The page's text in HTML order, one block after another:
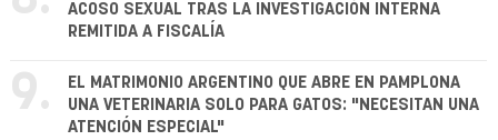
ACOSO SEXUAL TRAS LA INVESTIGACIÓN INTERNA
REMITIDA A FISCALÍA
9.
EL MATRIMONIO ARGENTINO QUE ABRE EN PAMPLONA
UNA VETERINARIA SOLO PARA GATOS: "NECESITAN UNA
ATENCIÓN ESPECIAL"